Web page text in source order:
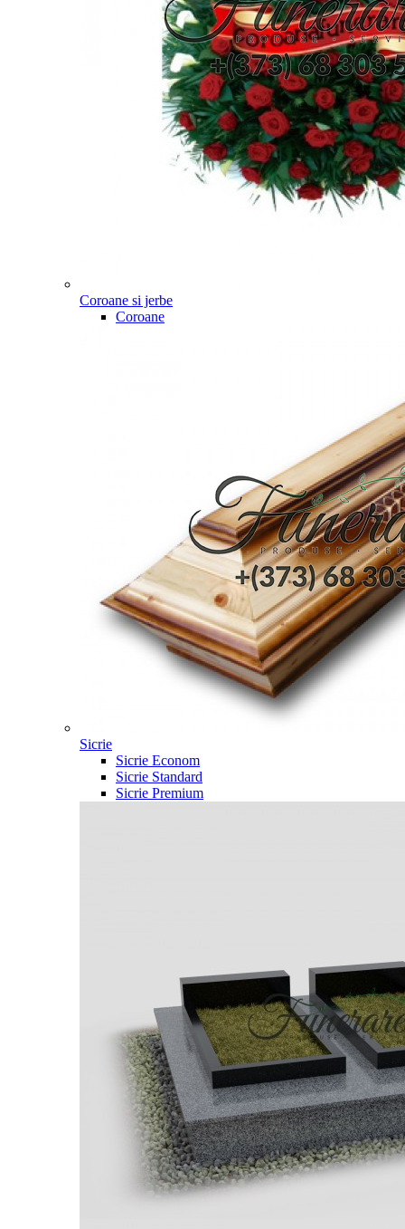
Coroane si jerbe
Coroane
Sicrie
Sicrie Econom
Sicrie Standard
Sicrie Premium